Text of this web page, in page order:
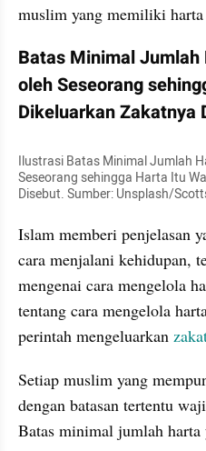
muslim yang memiliki harta
Batas Minimal
oleh Seseorang
Dikeluarkan Zakatnya
Ilustrasi Batas Minimal Jumlah
Seseorang sehingga Harta Itu
Disebut. Sumber: Unsplash/
Islam memberi penjelasan
cara menjalani kehidupan,
mengenai cara mengelola
tentang cara mengelola
perintah mengeluarkan
Setiap muslim yang
dengan batasan tertentu
Batas minimal jumlah